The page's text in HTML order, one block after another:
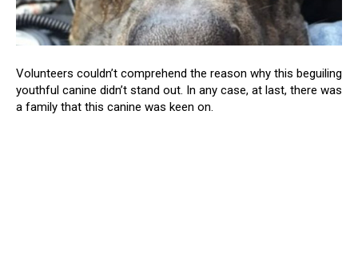
Volunteers couldn’t comprehend the reason why this beguiling
youthful canine didn’t stand out. In any case, at last, there was
a family that this canine was keen on.